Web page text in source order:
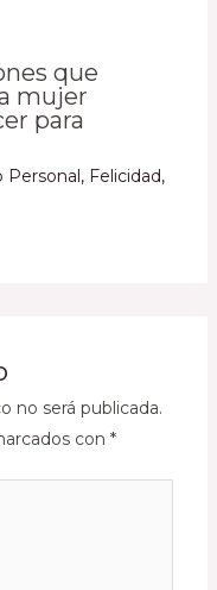
que
mujer
para
Personal, Felicidad,
no será publicada.
con *